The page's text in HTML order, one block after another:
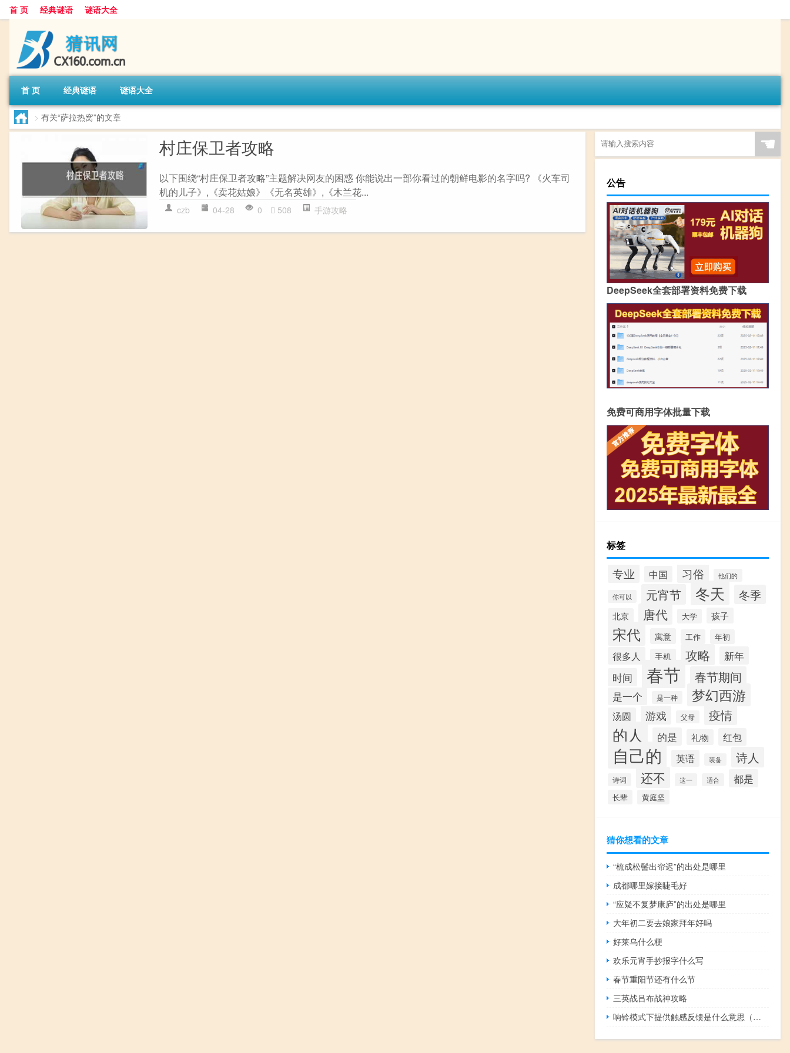
首 页 经典谜语 谜语大全
首 页 经典谜语 谜语大全
> 有关“萨拉热窝”的文章
村庄保卫者攻略
以下围绕“村庄保卫者攻略”主题解决网友的困惑 你能说出一部你看过的朝鲜电影的名字吗? 《火车司
机的儿子》,《卖花姑娘》《无名英雄》,《木兰花...
czb 04-28 0 508 手游攻略
☚
公告
DeepSeek全套部署资料免费下载
免费可商用字体批量下载
标签
专业 中国 习俗 他们的
你可以 元宵节 冬天 冬季
北京 唐代 大学 孩子
宋代 寓意 工作 年初
很多人 手机 攻略
新年
时间
春节 春节期间
是一个 是一种 梦幻西游
汤圆 游戏 父母 疫情
的人 的是 礼物 红包
自己的 英语 装备 诗人
诗词 还不 这一 适合 都是
长辈 黄庭坚
猜你想看的文章
“梳成松髻出帘迟”的出处是哪里
成都哪里嫁接睫毛好
“应疑不复梦康庐”的出处是哪里
大年初二要去娘家拜年好吗
好莱乌什么梗
欢乐元宵手抄报字什么写
春节重阳节还有什么节
三英战吕布战神攻略
响铃模式下提供触感反馈是什么意思（反馈是什么意思）